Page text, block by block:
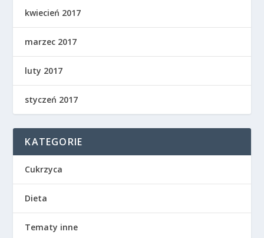
kwiecień 2017
marzec 2017
luty 2017
styczeń 2017
KATEGORIE
Cukrzyca
Dieta
Tematy inne